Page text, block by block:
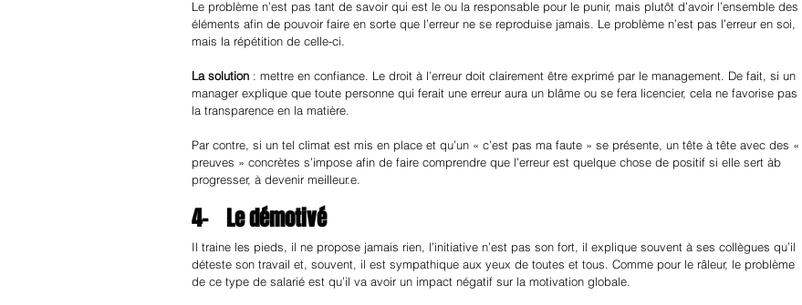
Le problème n’est pas tant de savoir qui est le ou la responsable pour le punir, mais plutôt d’avoir l’ensemble des
éléments afin de pouvoir faire en sorte que l’erreur ne se reproduise jamais. Le problème n’est pas l’erreur en soi,
mais la répétition de celle-ci.
La solution : mettre en confiance. Le droit à l’erreur doit clairement être exprimé par le management. De fait, si un
manager explique que toute personne qui ferait une erreur aura un blâme ou se fera licencier, cela ne favorise pas
la transparence en la matière.
Par contre, si un tel climat est mis en place et qu’un « c’est pas ma faute » se présente, un tête à tête avec des «
preuves » concrètes s’impose afin de faire comprendre que l’erreur est quelque chose de positif si elle sert àb
progresser, à devenir meilleur.e.
4-    Le démotivé
Il traine les pieds, il ne propose jamais rien, l’initiative n’est pas son fort, il explique souvent à ses collègues qu’il
déteste son travail et, souvent, il est sympathique aux yeux de toutes et tous. Comme pour le râleur, le problème
de ce type de salarié est qu’il va avoir un impact négatif sur la motivation globale.